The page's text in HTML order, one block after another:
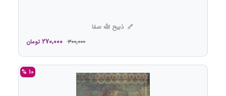
ذبیح الله صفا
300,000
270,000 تومان
10 %